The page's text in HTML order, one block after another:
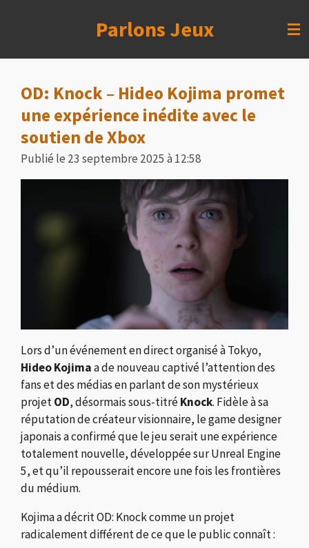
Parlons Jeux
OD: Knock – Hideo Kojima promet
une expérience inédite avec le
soutien de Xbox
Publié le 23 septembre 2025 à 12:58
Lors d’un événement en direct organisé à Tokyo,
Hideo Kojimaa de nouveau captivé l’attention des
fans et des médias en parlant de son mystérieux
projetOD, désormais sous-titréKnock. Fidèle à sa
réputation de créateur visionnaire, le game designer
japonais a confirmé que le jeu serait une expérience
totalement nouvelle, développée sur Unreal Engine
5, et qu’il repousserait encore une fois les frontières
du médium.
Kojima a décrit OD: Knock comme un projet
radicalement différent de ce que le public connaît :